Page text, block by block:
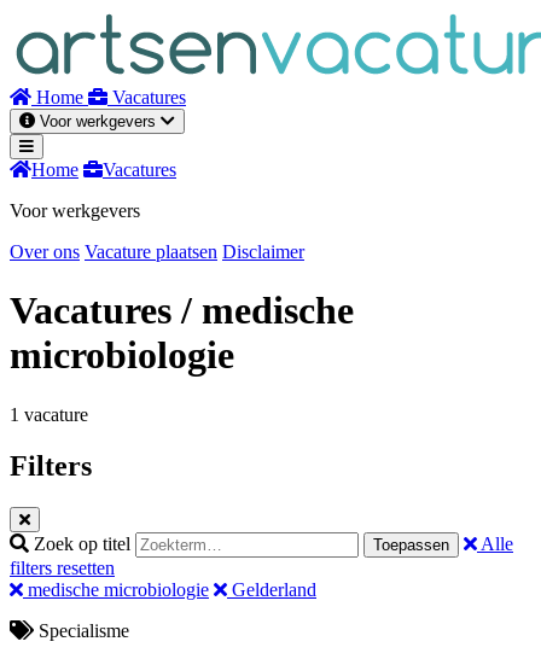
inhoud
Home Vacatures
Voor werkgevers
Home
Vacatures
Voor werkgevers
Over ons Vacature plaatsen Disclaimer
Vacatures/ medische
microbiologie
1 vacature
Filters
Zoek op titel Toepassen
Alle
filters resetten
medische microbiologie
Gelderland
Specialisme